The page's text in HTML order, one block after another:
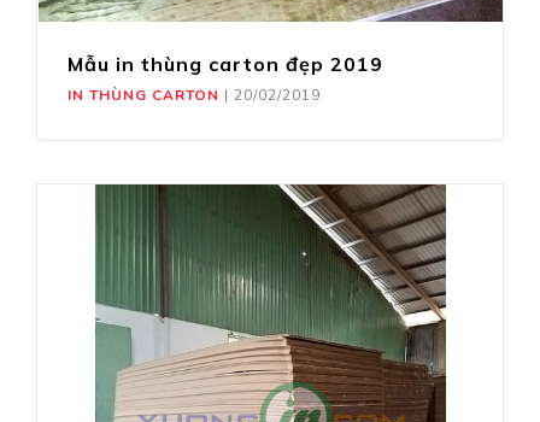
Mẫu in thùng carton đẹp 2019
IN THÙNG CARTON | 20/02/2019